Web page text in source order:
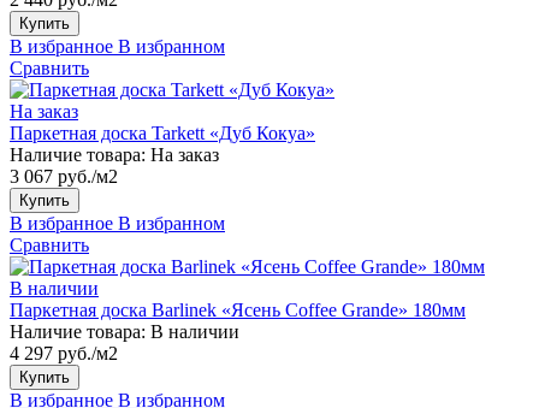
Купить
В избранное В избранном
Сравнить
На заказ
Паркетная доска Tarkett «Дуб Кокуа»
Наличие товара: На заказ
3 067 руб./м2
Купить
В избранное В избранном
Сравнить
В наличии
Паркетная доска Barlinek «Ясень Coffee Grande» 180мм
Наличие товара: В наличии
4 297 руб./м2
Купить
В избранное В избранном